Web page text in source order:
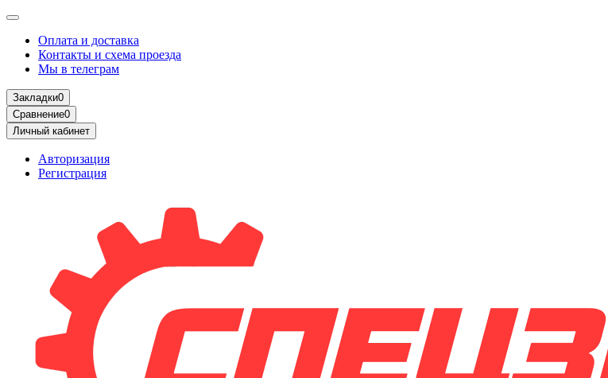
Оплата и доставка
Контакты и схема проезда
Мы в телеграм
Закладки0
Сравнение0
Личный кабинет
Авторизация
Регистрация